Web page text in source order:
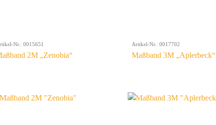
Nr.: 0015651
2M „Zenobia“
Artikel-Nr.: 0017702
Maßband 3M „Aplerbeck“